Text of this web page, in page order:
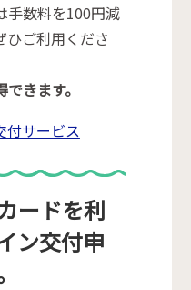
手数料を100円減
ひご利用くださ
きます。
付サービス
ードを利
ン交付申